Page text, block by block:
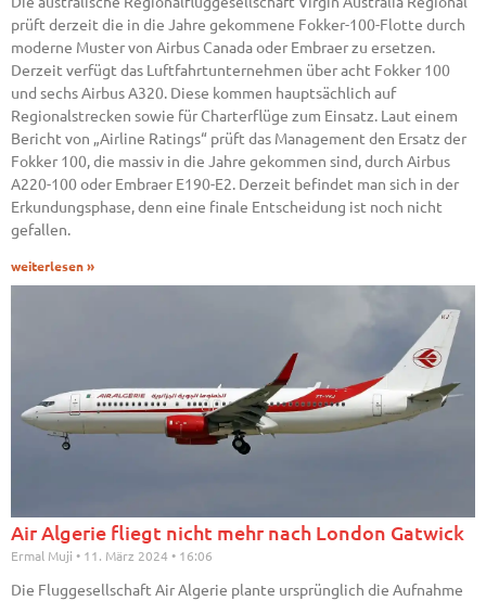
prüft derzeit die in die Jahre gekommene Fokker-100-Flotte durch
moderne Muster von Airbus Canada oder Embraer zu ersetzen.
Derzeit verfügt das Luftfahrtunternehmen über acht Fokker 100
und sechs Airbus A320. Diese kommen hauptsächlich auf
Regionalstrecken sowie für Charterflüge zum Einsatz. Laut einem
Bericht von „Airline Ratings“ prüft das Management den Ersatz der
Fokker 100, die massiv in die Jahre gekommen sind, durch Airbus
A220-100 oder Embraer E190-E2. Derzeit befindet man sich in der
Erkundungsphase, denn eine finale Entscheidung ist noch nicht
gefallen.
weiterlesen »
Air Algerie fliegt nicht mehr nach London Gatwick
Ermal Muji 11. März 2024 16:06
Die Fluggesellschaft Air Algerie plante ursprünglich die Aufnahme